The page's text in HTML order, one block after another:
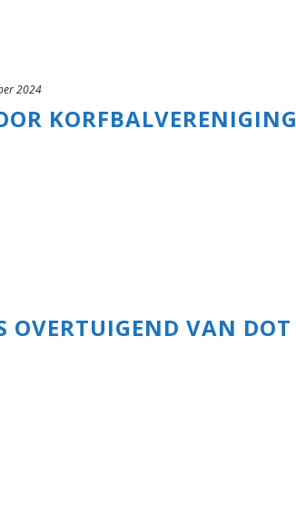
2024
KORFBALVERENIGING
VAN DOT